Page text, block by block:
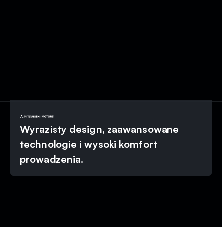
Wyrazisty design, zaawansowane
technologie i wysoki komfort
prowadzenia.